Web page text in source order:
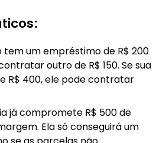
tem um empréstimo de R$ 200
outro de R$ 150. Se sua
R$ 400, ele pode contratar
já compromete R$ 500 de
Ela só conseguirá um